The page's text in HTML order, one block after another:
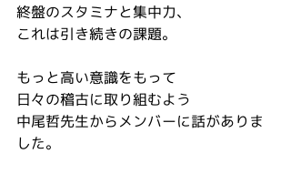
終盤のスタミナと集中力、
これは引き続きの課題。
もっと高い意識をもって
日々の稽古に取り組むよう
中尾哲先生からメンバーに話がありま
した。